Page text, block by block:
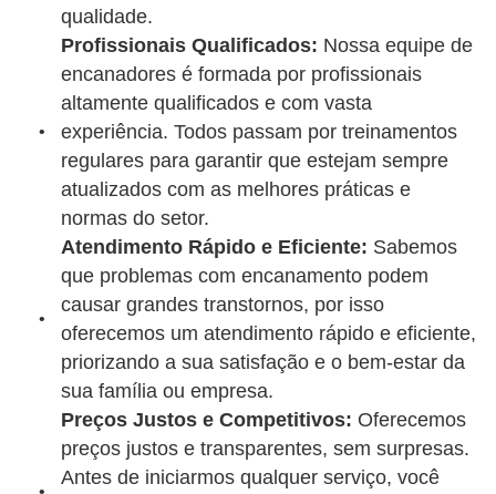
qualidade.
Profissionais Qualificados: Nossa equipe de
encanadores é formada por profissionais
altamente qualificados e com vasta
experiência. Todos passam por treinamentos
regulares para garantir que estejam sempre
atualizados com as melhores práticas e
normas do setor.
Atendimento Rápido e Eficiente: Sabemos
que problemas com encanamento podem
causar grandes transtornos, por isso
oferecemos um atendimento rápido e eficiente,
priorizando a sua satisfação e o bem-estar da
sua família ou empresa.
Preços Justos e Competitivos: Oferecemos
preços justos e transparentes, sem surpresas.
Antes de iniciarmos qualquer serviço, você